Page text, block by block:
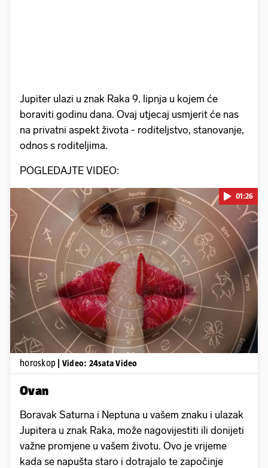
Jupiter ulazi u znak Raka 9. lipnja u kojem će
boraviti godinu dana. Ovaj utjecaj usmjerit će nas
na privatni aspekt života - roditeljstvo, stanovanje,
odnos s roditeljima.
POGLEDAJTE VIDEO:
Pokretanje videa...
01:26
horoskop | Video: 24sata Video
Ovan
Boravak Saturna i Neptuna u vašem znaku i ulazak
Jupitera u znak Raka, može nagovijestiti ili donijeti
važne promjene u vašem životu. Ovo je vrijeme
kada se napušta staro i dotrajalo te započinje